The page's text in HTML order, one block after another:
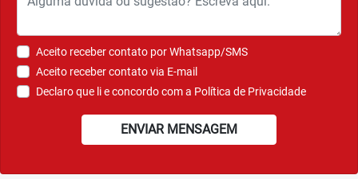
Aceito receber contato por Whatsapp/SMS
Aceito receber contato via E-mail
Declaro que li e concordo com a Política de Privacidade
ENVIAR MENSAGEM